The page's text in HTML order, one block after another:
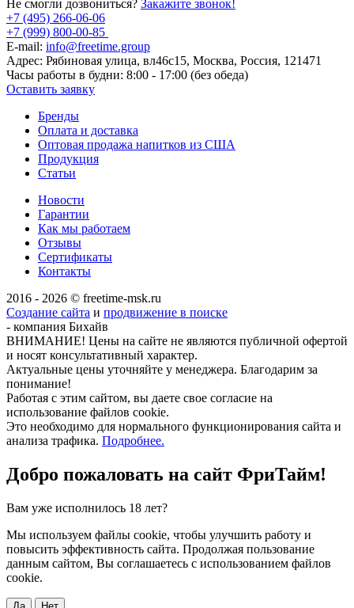
Не смогли дозвониться? Закажите звонок!
+7 (495) 266-06-06
+7 (999) 800-00-85
E-mail: info@freetime.group
Адрес: Рябиновая улица, вл46с15, Москва, Россия, 121471
Часы работы в будни: 8:00 - 17:00 (без обеда)
Оставить заявку
Бренды
Оплата и доставка
Оптовая продажа напитков из США
Продукция
Статьи
Новости
Гарантии
Как мы работаем
Отзывы
Сертификаты
Контакты
2016 - 2026 © freetime-msk.ru
Создание сайта и продвижение в поиске
- компания Бихайв
ВНИМАНИЕ! Цены на сайте не являются публичной офертой
и носят консультативный характер.
Актуальные цены уточняйте у менеджера. Благодарим за
понимание!
Работая с этим сайтом, вы даете свое согласие на
использование файлов cookie.
Это необходимо для нормального функционирования сайта и
анализа трафика. Подробнее.
Добро пожаловать на сайт ФриТайм!
Вам уже исполнилось 18 лет?
Мы используем файлы cookie, чтобы улучшить работу и
повысить эффективность сайта. Продолжая пользование
данным сайтом, Вы соглашаетесь с использованием файлов
cookie.